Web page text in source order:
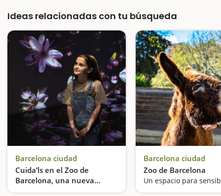
con actividades para todas las edades, tanto al aire…
Ideas relacionadas con tu búsqueda
Barcelona ciudad
Cuida’ls en el Zoo de
Barcelona, una nueva
experiencia inmersiva
Una nueva forma de conectar con la naturaleza a través del juego
Barcelona ciudad
Zoo de Barcelona